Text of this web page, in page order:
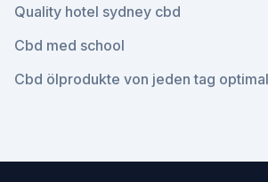
Quality hotel sydney cbd
Cbd med school
Cbd ölprodukte von jeden tag